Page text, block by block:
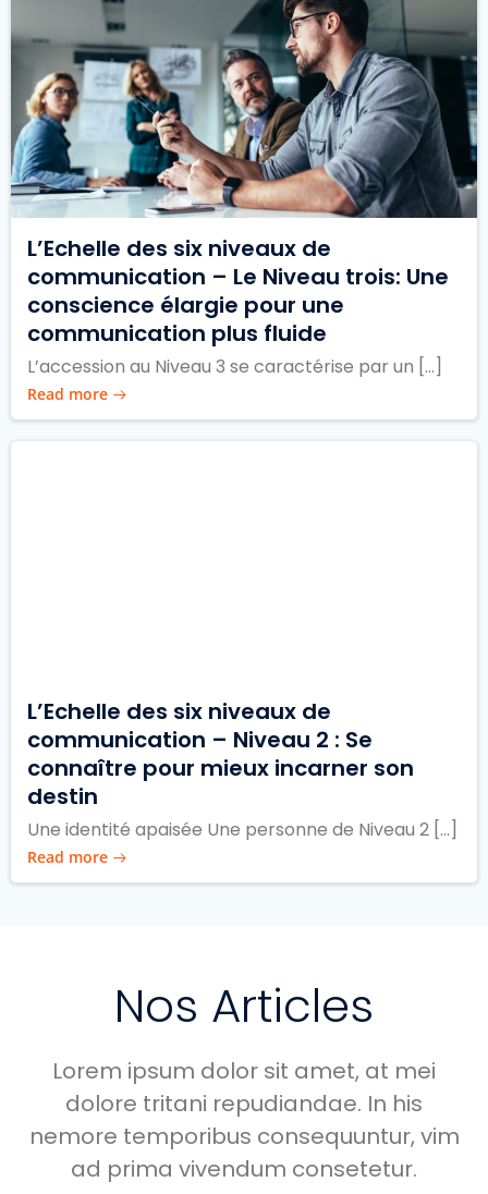
L’Echelle des six niveaux de
communication – Le Niveau trois: Une
conscience élargie pour une
communication plus fluide
L’accession au Niveau 3 se caractérise par un […]
Read more
L’Echelle des six niveaux de
communication – Niveau 2 : Se
connaître pour mieux incarner son
destin
Une identité apaisée Une personne de Niveau 2 […]
Read more
Nos Articles
Lorem ipsum dolor sit amet, at mei
dolore tritani repudiandae. In his
nemore temporibus consequuntur, vim
ad prima vivendum consetetur.